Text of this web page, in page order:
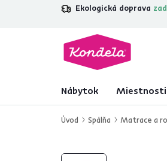
Ekologická doprava
4,7 31
Nábytok Miestnosti
Úvod Spálňa Matrace a